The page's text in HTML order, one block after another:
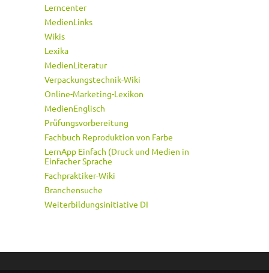
Lerncenter
MedienLinks
Wikis
Lexika
MedienLiteratur
Verpackungstechnik-Wiki
Online-Marketing-Lexikon
MedienEnglisch
Prüfungsvorbereitung
Fachbuch Reproduktion von Farbe
LernApp Einfach (Druck und Medien in
Einfacher Sprache
Fachpraktiker-Wiki
Branchensuche
Weiterbildungsinitiative DI